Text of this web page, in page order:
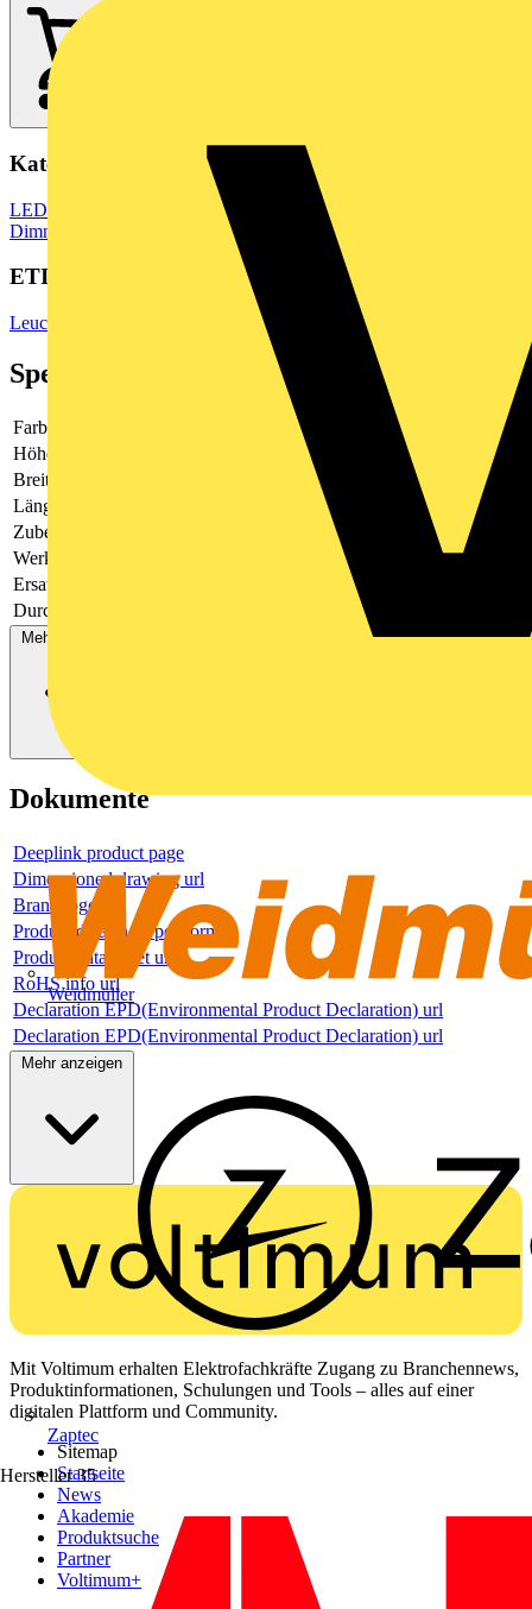
Weidmüller
Zaptec
Hersteller 35
Kategorien
LED Beleuchtung & Leuchten LED Beleuchtung
Dimmer
ETIM Group
Leuchtenzubehör
Spezifikationen
Farbe
Höhe
Breite
Länge
Zubehör
Werkstoff
Ersatzteil
Durchmesser
Mehr anzeigen
Dokumente
Deeplink product page
Dimensioned drawing url
Brand logo
Product data sheet pdf format
Product data sheet url
RoHS info url
Declaration EPD(Environmental Product Declaration) url
Declaration EPD(Environmental Product Declaration) url
Mehr anzeigen
Mit Voltimum erhalten Elektrofachkräfte Zugang zu Branchennews,
Produktinformationen, Schulungen und Tools – alles auf einer
digitalen Plattform und Community.
Sitemap
Startseite
News
Akademie
Produktsuche
Partner
Voltimum+